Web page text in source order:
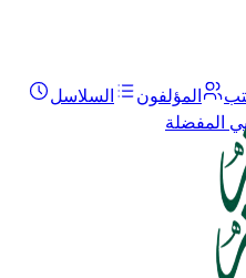
المؤلفون
السلاسل
المفضلة